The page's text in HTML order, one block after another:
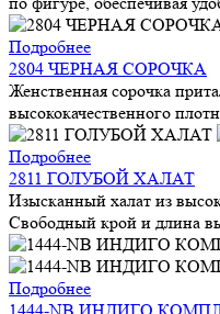
Подробнее
2804 ЧЕРНАЯ СОРОЧКА
Женственная сорочка
высококачественного
Подробнее
2811 ГОЛУБОЙ ХАЛАТ
Изысканный халат из
Свободный крой и длина
Подробнее
1444-NB ИНДИГО